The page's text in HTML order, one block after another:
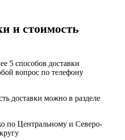
и стоимость
5 способов доставки
вопрос по телефону
доставки можно в разделе
по Центральному и Северо-